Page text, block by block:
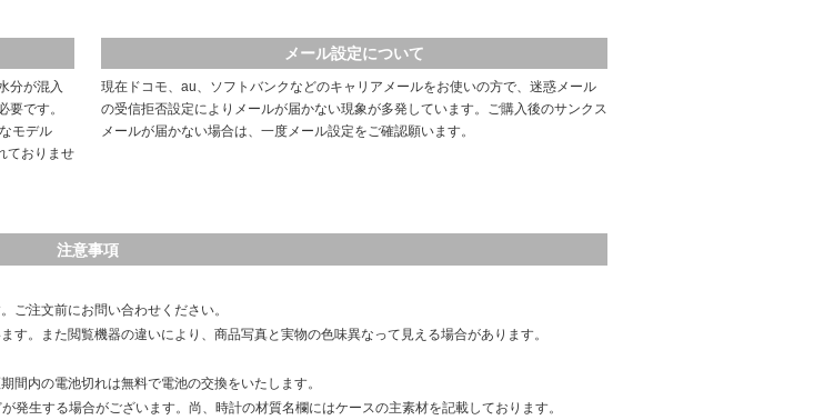
分が混入
です。
モデル
ておりませ
メール設定について
現在ドコモ、au、ソフトバンクなどのキャリアメールをお使いの方で、迷惑メール
の受信拒否設定によりメールが届かない現象が多発しています。ご購入後のサンクス
メールが届かない場合は、一度メール設定をご確認願います。
注意事項
ご注文前にお問い合わせください。
。また閲覧機器の違いにより、商品写真と実物の色味異なって見える場合があります。
間内の電池切れは無料で電池の交換をいたします。
生する場合がございます。尚、時計の材質名欄にはケースの主素材を記載しております。